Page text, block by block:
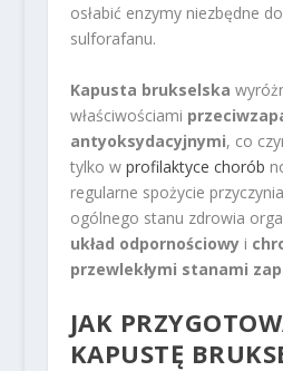
osłabić enzymy niezbędne
sulforafanu.
Kapusta brukselska
właściwościami
antyoksydacyjnymi, co
tylko w profilaktyce chorób
regularne spożycie
ogólnego stanu zdrowia
układ odpornościowyi
przewlekłymi stanami
JAK
KAPUSTĘ